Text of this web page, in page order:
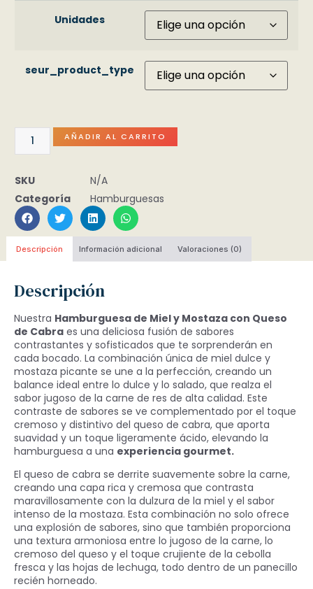
Unidades
seur_product_type
AÑADIR AL CARRITO
SKU
N/A
Categoría
Hamburguesas
Descripción Información adicional Valoraciones (0)
Descripción
Nuestra Hamburguesa de Miel y Mostaza con Queso
de Cabra es una deliciosa fusión de sabores
contrastantes y sofisticados que te sorprenderán en
cada bocado. La combinación única de miel dulce y
mostaza picante se une a la perfección, creando un
balance ideal entre lo dulce y lo salado, que realza el
sabor jugoso de la carne de res de alta calidad. Este
contraste de sabores se ve complementado por el toque
cremoso y distintivo del queso de cabra, que aporta
suavidad y un toque ligeramente ácido, elevando la
hamburguesa a una experiencia gourmet.
El queso de cabra se derrite suavemente sobre la carne,
creando una capa rica y cremosa que contrasta
maravillosamente con la dulzura de la miel y el sabor
intenso de la mostaza. Esta combinación no solo ofrece
una explosión de sabores, sino que también proporciona
una textura armoniosa entre lo jugoso de la carne, lo
cremoso del queso y el toque crujiente de la cebolla
fresca y las hojas de lechuga, todo dentro de un panecillo
recién horneado.